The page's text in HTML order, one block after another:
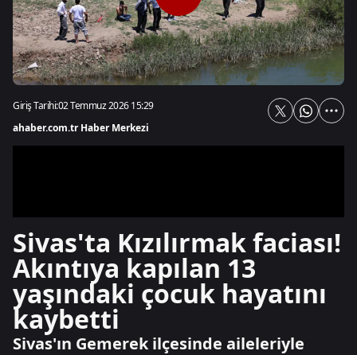
Giriş Tarihi:02 Temmuz 2026 15:29
ahaber.com.tr Haber Merkezi
Sivas'ta Kızılırmak faciası!
Akıntıya kapılan 13
yaşındaki çocuk hayatını
kaybetti
Sivas'ın Gemerek ilçesinde aileleriyle